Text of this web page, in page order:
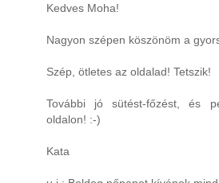
Kedves Moha!
Nagyon szépen köszönöm a
Szép, ötletes az oldalad! Tetszik!
További jó sütést-főzést, és
oldalon! :-)
Kata